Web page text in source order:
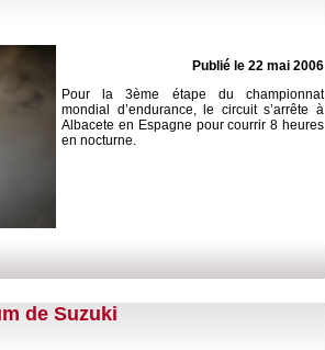
Publié le 22 mai 2006
Pour la 3ème étape du championnat
mondial d’endurance, le circuit s’arrête à
Albacete en Espagne pour courrir 8 heures
en nocturne.
de Suzuki